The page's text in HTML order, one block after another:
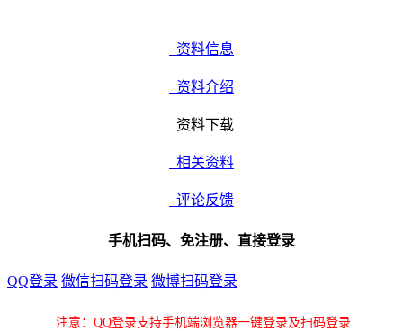
资料信息
资料介绍
资料下载
相关资料
评论反馈
手机扫码、免注册、直接登录
QQ登录 微信扫码登录 微博扫码登录
注意：QQ登录支持手机端浏览器一键登录及扫码登录